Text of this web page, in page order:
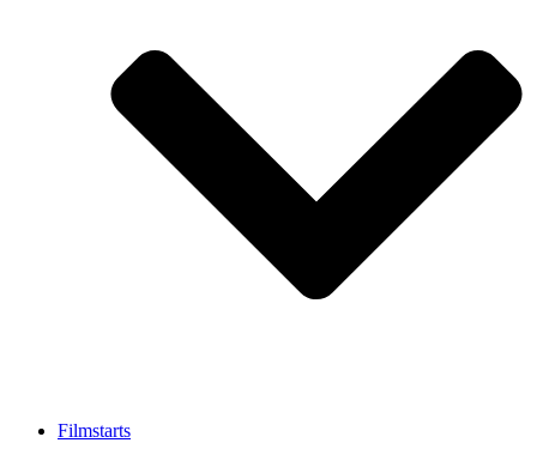
Filmstarts